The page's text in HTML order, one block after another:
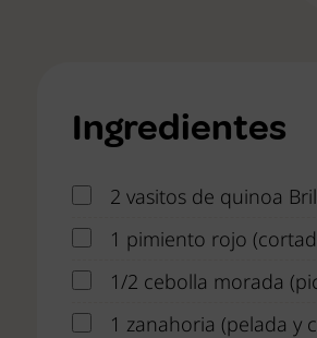
Ingredientes
2 vasitos de quinoa
1 pimiento rojo
1/2 cebolla morada
1 zanahoria (pelada y